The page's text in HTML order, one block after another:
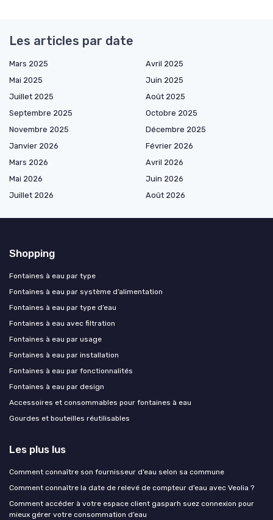
Les articles par date
Mars 2025
Avril 2025
Mai 2025
Juin 2025
Juillet 2025
Août 2025
Septembre 2025
Octobre 2025
Novembre 2025
Décembre 2025
Janvier 2026
Février 2026
Mars 2026
Avril 2026
Mai 2026
Juin 2026
Juillet 2026
Août 2026
Shopping
Fontaines à eau par type
Fontaines à eau par système d’alimentation
Fontaines à eau par type d’eau
Fontaines à eau avec filtration
Fontaines à eau par usage
Fontaines à eau par installation
Fontaines à eau par fonctionnalités
Fontaines à eau par design
Accessoires et consommables pour fontaines à eau
Gourdes et bouteilles réutilisables
Les plus lus
Comment connaître son fournisseur d’eau selon sa commune
Comment connaître la date de relevé de compteur d’eau avec Veolia ?
Comment accéder à votre espace client gasparh suez connexion pour
mieux gérer votre consommation d’eau